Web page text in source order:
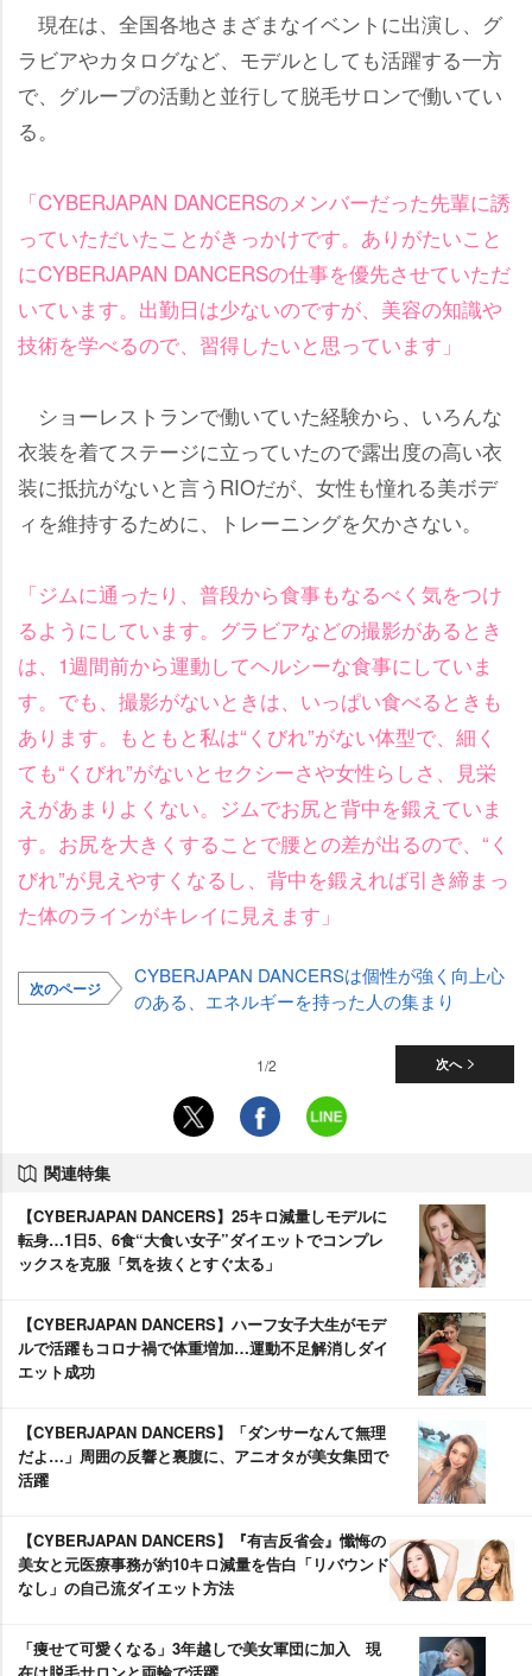
現在は、全国各地さまざまなイベントに出演し、グ
ラビアやカタログなど、モデルとしても活躍する一方
で、グループの活動と並行して脱毛サロンで働いてい
る。
「CYBERJAPAN DANCERSのメンバーだった先輩に誘
っていただいたことがきっかけです。ありがたいこと
にCYBERJAPAN DANCERSの仕事を優先させていただ
いています。出勤日は少ないのですが、美容の知識
技術を学べるので、習得したいと思っています」
ショーレストランで働いていた経験から、いろんな
衣装を着てステージに立っていたので露出度の高い衣
装に抵抗がないと言うRIOだが、女性も憧れる美ボデ
ィを維持するために、トレーニングを欠かさない。
「ジムに通ったり、普段から食事もなるべく気をつけ
るようにしています。グラビアなどの撮影があるとき
は、1週間前から運動してヘルシーな食事にしていま
す。でも、撮影がないときは、いっぱい食べるときも
あります。もともと私は“くびれ”がない体型で、細く
ても“くびれ”がないとセクシーさや女性らしさ、見栄
えがあまりよくない。ジムでお尻と背中を鍛えていま
す。お尻を大きくすることで腰との差が出るので、“く
びれ”が見えやすくなるし、背中を鍛えれば引き締まっ
た体のラインがキレイに見えます」
次のページ
CYBERJAPAN DANCERSは個性が強く向上心
のある、エネルギーを持った人の集まり
次へ
1/2
関連特集
【CYBERJAPAN DANCERS】25キロ減量しモデルに
転身…1日5、6食“大食い女子”ダイエットでコンプレ
ックスを克服「気を抜くとすぐ太る」
【CYBERJAPAN DANCERS】ハーフ女子大生がモデ
ルで活躍もコロナ禍で体重増加…運動不足解消しダイ
エット成功
【CYBERJAPAN DANCERS】「ダンサーなんて無理
だよ…」周囲の反響と裏腹に、アニオタが美女集団で
活躍
【CYBERJAPAN DANCERS】『有吉反省会』懺悔の
美女と元医療事務が約10キロ減量を告白「リバウンド
なし」の自己流ダイエット方法
「痩せて可愛くなる」3年越しで美女軍団に加入 現